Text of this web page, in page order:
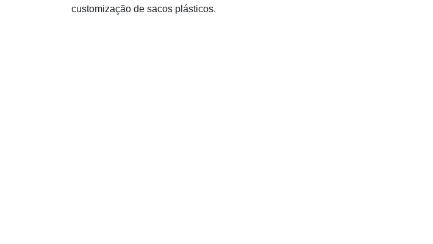
customização de sacos plásticos.